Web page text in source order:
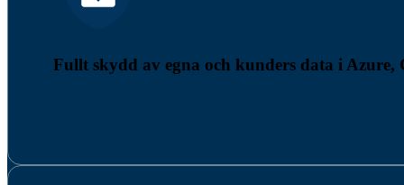
Fullt skydd av egna och kunders data i Azure,